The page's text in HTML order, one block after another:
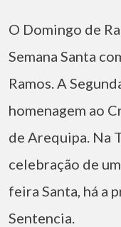
O Domingo de
Semana Santa
Ramos. A
homenagem ao
de Arequipa. Na
celebração de
feira Santa, há a
Sentencia.